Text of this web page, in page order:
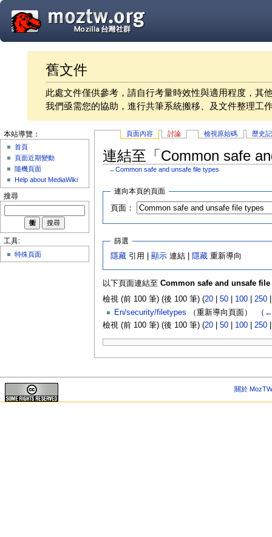
舊文件
此處文件僅供參考，請自行考量時效性與適用程度，其
我們亟需您的協助，進行共筆系統搬移、及文件整理工
頁面內容 討論 檢視原始碼 歷史
連結至「Common safe
←Common safe and unsafe file types
連向本頁的頁面
頁面：
篩選
隱藏 引用 |顯示 連結 | 隱藏 重新導向
以下頁面連結至 Common safe and unsafe file
檢視 (前 100 筆) (後 100 筆) (20| 50| 100| 250
En/security/filetypes （重新導向頁面） ‎ （ ←
檢視 (前 100 筆) (後 100 筆) (20| 50| 100| 250
本站導覽：
首頁
頁面近期變動
隨機頁面
Help about MediaWiki
搜尋
工具:
特殊頁面
關於